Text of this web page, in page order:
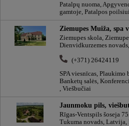
Patalpų nuoma,
gamtoje, Patalpos
Ziemupes Muiža, spa
Ziemupes skola,
Dienvidkurzemes
(+371) 26424119
SPA viesnīcas, Plaukimo
Banketų salės,
, Viešbučiai
Jaunmoku pils,
Rīgas-Ventspils šoseja
Tukuma novads, Latvija,